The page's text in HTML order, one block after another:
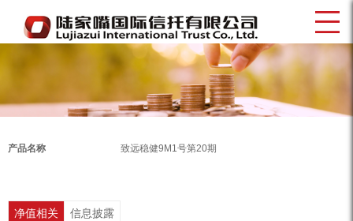
产品名称 致远稳健9M1号第20期
净值相关 信息披露